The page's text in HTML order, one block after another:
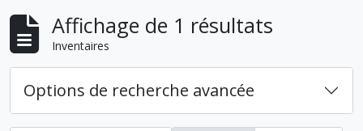
Affichage de 1 résultats
Inventaires
Options de recherche avancée